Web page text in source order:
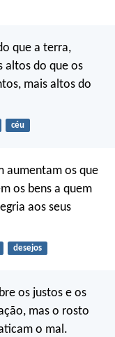
que a terra,
altos do que os
mais altos do
céu
aumentam os que
os bens a quem
aos seus
desejos
os justos e os
mas o rosto
o mal.